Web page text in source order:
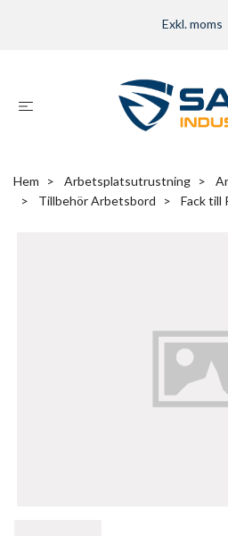
Exkl. moms
Hem Arbetsplatsutrustning
Tillbehör Arbetsbord
Fack till